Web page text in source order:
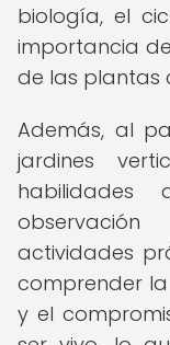
biología, el
importancia
de las plantas
Además, al
jardines
habilidades
actividades
comprender
y el